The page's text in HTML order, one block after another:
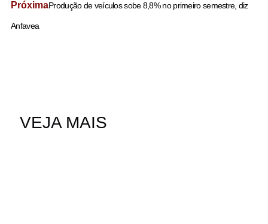
PróximaProdução de veículos sobe 8,8% no primeiro semestre, diz
Anfavea
VEJA MAIS